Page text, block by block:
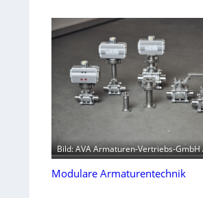
Bild: AVA Armaturen-Vertriebs-GmbH
Modulare Armaturentechnik